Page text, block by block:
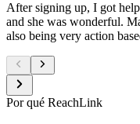
After signing up, I got
and she was wonderful.
also being very action
Por qué ReachLink